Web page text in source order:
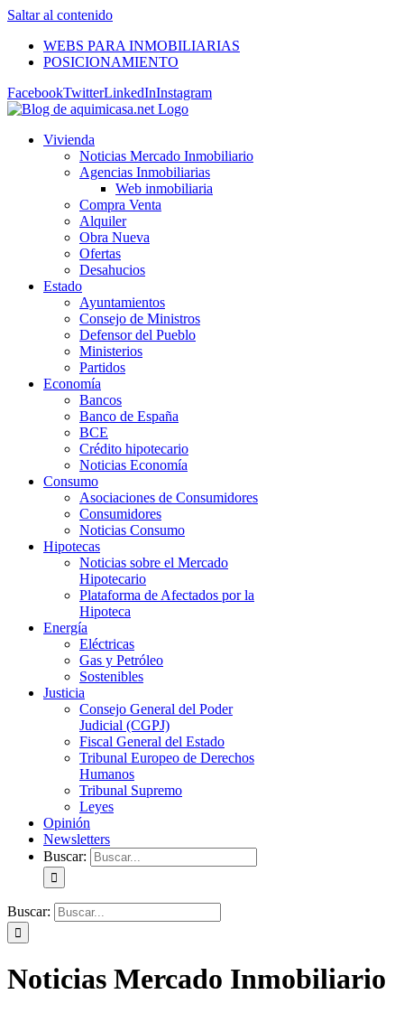
Saltar al contenido
WEBS PARA INMOBILIARIAS
POSICIONAMIENTO
FacebookTwitterLinkedInInstagram
Vivienda
Noticias Mercado Inmobiliario
Agencias Inmobiliarias
Web inmobiliaria
Compra Venta
Alquiler
Obra Nueva
Ofertas
Desahucios
Estado
Ayuntamientos
Consejo de Ministros
Defensor del Pueblo
Ministerios
Partidos
Economía
Bancos
Banco de España
BCE
Crédito hipotecario
Noticias Economía
Consumo
Asociaciones de Consumidores
Consumidores
Noticias Consumo
Hipotecas
Noticias sobre el Mercado
Hipotecario
Plataforma de Afectados por la
Hipoteca
Energía
Eléctricas
Gas y Petróleo
Sostenibles
Justicia
Consejo General del Poder
Judicial (CGPJ)
Fiscal General del Estado
Tribunal Europeo de Derechos
Humanos
Tribunal Supremo
Leyes
Opinión
Newsletters
Buscar:
Buscar:
Noticias Mercado Inmobiliario